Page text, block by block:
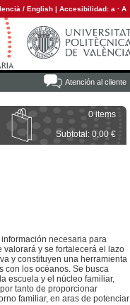
/ English | Accesibilidad: a · A
Atención al cliente
0 items
Subtotal: 0,00 €
necesaria para
y se fortalecerá el lazo
y constituyen una herramienta
con los océanos. Se busca
escuela y el núcleo familiar,
tanto de proporcionar
familiar, en aras de potenciar